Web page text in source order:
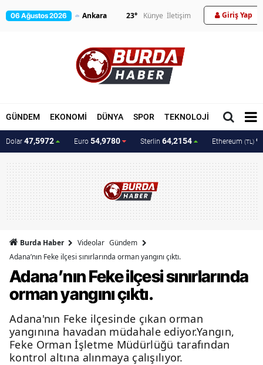
06 Ağustos 2026 23° Künye İletişim Giriş Yap
GÜNDEM EKONOMİ DÜNYA SPOR TEKNOLOJİ MAGAZİN
Dolar 47,5972 Euro 54,9780 Sterlin 64,2154 Ethereum (TL)
Burda Haber Videolar Gündem
Adana’nın Feke ilçesi sınırlarında orman yangını çıktı.
Adana’nın Feke ilçesi sınırlarında
orman yangını çıktı.
Adana'nın Feke ilçesinde çıkan orman
yangınına havadan müdahale ediyor.Yangın,
Feke Orman İşletme Müdürlüğü tarafından
kontrol altına alınmaya çalışılıyor.